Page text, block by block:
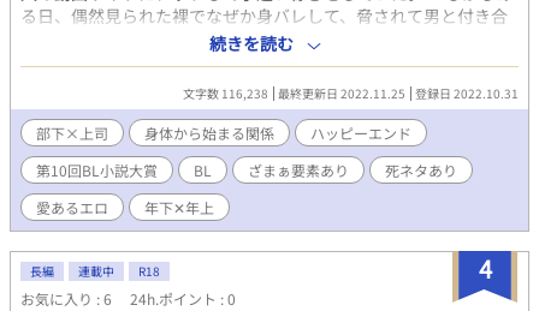
る日、偶然見られた裸でなぜか身バレして、脅されて男と付き合
うことに。 けれど男は最初こそ祐輔を脅そうとしてきたけれ
ど、どうやら本気で祐輔のことを好きなようだ。なんで？ どう
して？ 好きな人の全てを受け入れたい。そんなテーマで書きま
した。 ★はR18表現ありです。 この作品は、ムーンライトノ
ベルズ、fujossyにも掲載しています。
続きを読む
文字数 116,238 最終更新日 2022.11.25 登録日 2022.10.31
部下×上司 身体から始まる関係
ハッピーエンド
第10回BL小説大賞
BL ざまぁ要素あり
死ネタあり
愛あるエロ
年下‪✕‬年上
4
長編 連載中 R18
お気に入り : 6 24h.ポイント : 0